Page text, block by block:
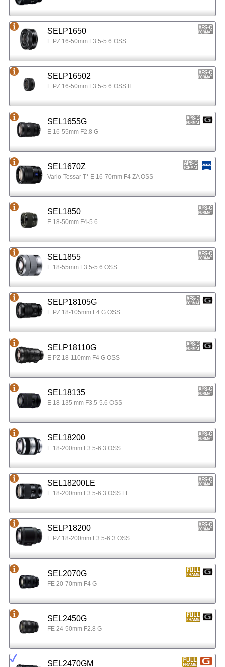
SELP1650
E PZ 16-50mm F3.5-5.6 OSS
SELP16502
E PZ 16-50mm F3.5-5.6 OSS II
SEL1655G
E 16-55mm F2.8 G
SEL1670Z
Vario-Tessar T* E 16-70mm F4 ZA OSS
SEL1850
E 18-50mm F4-5.6
SEL1855
E 18-55mm F3.5-5.6 OSS
SELP18105G
E PZ 18-105mm F4 G OSS
SELP18110G
E PZ 18-110mm F4 G OSS
SEL18135
E 18-135 mm F3.5-5.6 OSS
SEL18200
E 18-200mm F3.5-6.3 OSS
SEL18200LE
E 18-200mm F3.5-6.3 OSS LE
SELP18200
E PZ 18-200mm F3.5-6.3 OSS
SEL2070G
FE 20-70mm F4 G
SEL2450G
FE 24-50mm F2.8 G
SEL2470GM